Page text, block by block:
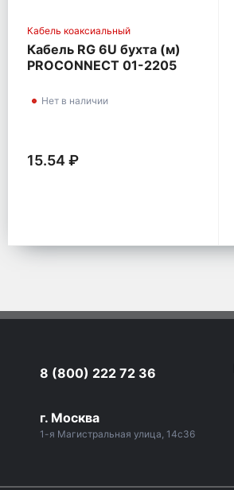
Кабель коаксиальный
Кабель RG 6U бухта (м)
PROCONNECT 01-2205
Нет в наличии
15.54 ₽
8 (800) 222 72 36
г. Москва
1-я Магистральная улица, 14с36